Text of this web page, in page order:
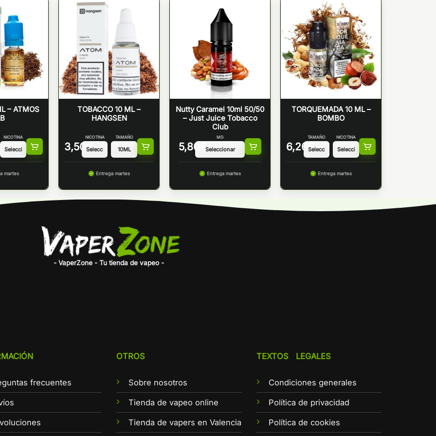
– ATMOS
NICOTINA
martes
TOBACCO 10 ML –
HANGSEN
3,50 €
NICOTINA TAMAÑO
Entrega martes
Nutty Caramel 10ml 50/50
– Just Juice Tobacco
Club
5,80 €
MG
Entrega martes
TORQUEMADA 10 ML –
BOMBO
6,26 €
TAMAÑO NICOTINA
Entrega martes
- VaperZone - Tu tienda de vapeo -
frecuentes
OTROS
Sobre nosotros
Tienda de vapeo online
Tienda de vapers en Valencia
TEXTOS LEGALES
Condiciones generales
Política de privacidad
Política de cookies